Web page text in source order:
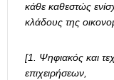
κάθε καθεστώς
κλάδους της
[1. Ψηφιακός και
επιχειρήσεων,